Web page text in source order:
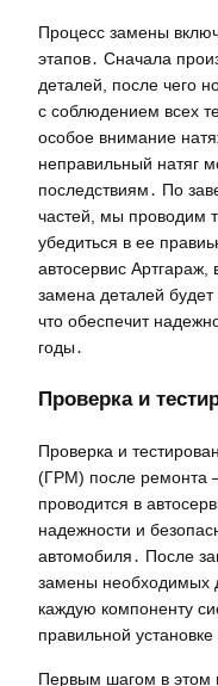
Процесс замены
этапов․ Сначала
деталей, после чего
с соблюдением всех
особое внимание
неправильный натяг
последствиям․ По
частей, мы проводим
убедиться в ее
автосервис
замена деталей будет
что обеспечит
годы․
Проверка и
Проверка и
(ГРМ) после ремонта
проводится в
надежности и
автомобиля․ После
замены необходимых
каждую компоненту
правильной
Первым шагом в этом